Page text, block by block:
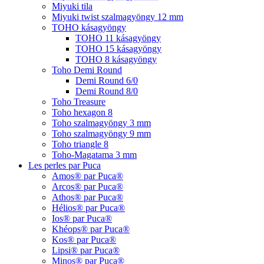
Miyuki tila
Miyuki twist szalmagyöngy 12 mm
TOHO kásagyöngy
TOHO 11 kásagyöngy
TOHO 15 kásagyöngy
TOHO 8 kásagyöngy
Toho Demi Round
Demi Round 6/0
Demi Round 8/0
Toho Treasure
Toho hexagon 8
Toho szalmagyöngy 3 mm
Toho szalmagyöngy 9 mm
Toho triangle 8
Toho-Magatama 3 mm
Les perles par Puca
Amos® par Puca®
Arcos® par Puca®
Athos® par Puca®
Hélios® par Puca®
Ios® par Puca®
Khéops® par Puca®
Kos® par Puca®
Lipsi® par Puca®
Minos® par Puca®